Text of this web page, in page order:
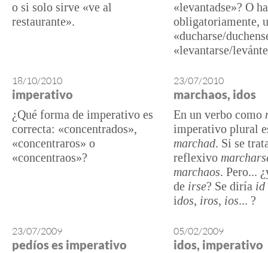
o si solo sirve «ve al
restaurante».
«levantadse»? O
obligatoriamente,
«ducharse/
«levantarse/
18/10/2010
imperativo
¿Qué forma de imperativo es
correcta: «concentrados»,
«concentraros» o
«concentraos»?
23/07/2010
marchaos, idos
En un verbo como
imperativo plural
marchad. Si se
reflexivo
marchaos. Pero...
de irse? Se diría id
idos, iros, ios... ?
23/07/2009
pedíos es imperativo
05/02/2009
idos, imperativo